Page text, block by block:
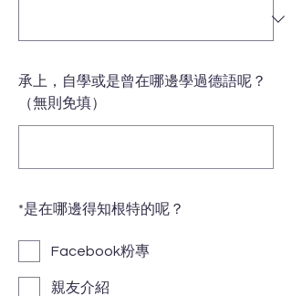
承上，自學或是曾在哪邊學過德語呢？
（無則免填）
*是在哪邊得知根特的呢？
Facebook粉專
親友介紹